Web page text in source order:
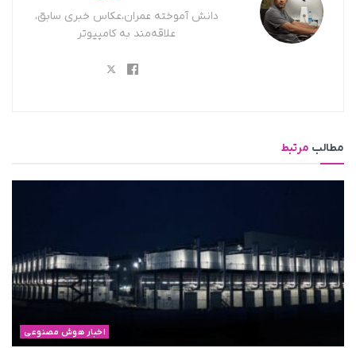
دانش آموخته عمران،عکاس خبری سابق،
علاقه‌مند به کامپیوتر
مطالب مرتبط
اخبار هوش مصنوعی